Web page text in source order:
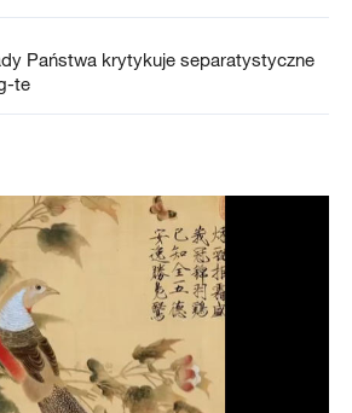
Państwa krytykuje separatystyczne
te